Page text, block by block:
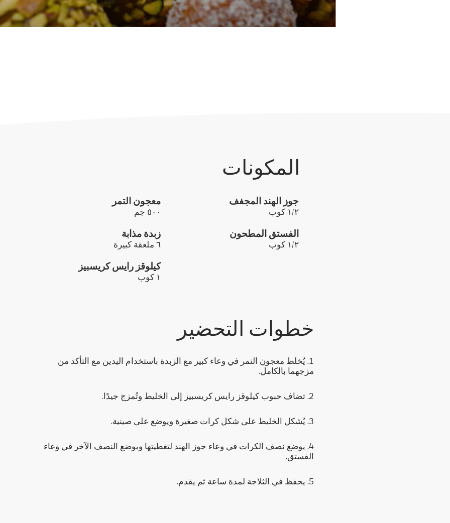
المكونات
معجون التمر
٥٠٠ جم
زبدة مذابة
٦ ملعقة كبيرة
كيلوقز رايس كريسبيز
١ كوب
جوز الهند المجفف
١/٢ كوب
الفستق المطحون
١/٢ كوب
خطوات التحضير
1. يُخلط معجون التمر في وعاء كبير مع الزبدة باستخدام اليدين مع التأكد من
مزجهما بالكامل.
2. تضاف حبوب كيلوقز رايس كريسبيز إلى الخليط وتُمزج جيدًا.
3. يُشكل الخليط على شكل كرات صغيرة ويوضع على صينية.
4. يوضع نصف الكرات في وعاء جوز الهند لتغطيتها ويوضع النصف الآخر في وعاء
الفستق.
5. يحفظ في الثلاجة لمدة ساعة ثم يقدم.